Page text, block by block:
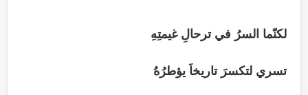
لكنّما السرُ في ترحالِ غيمتِهِ
تسري لتكسرَ تاريخاَ يؤطرُهُ